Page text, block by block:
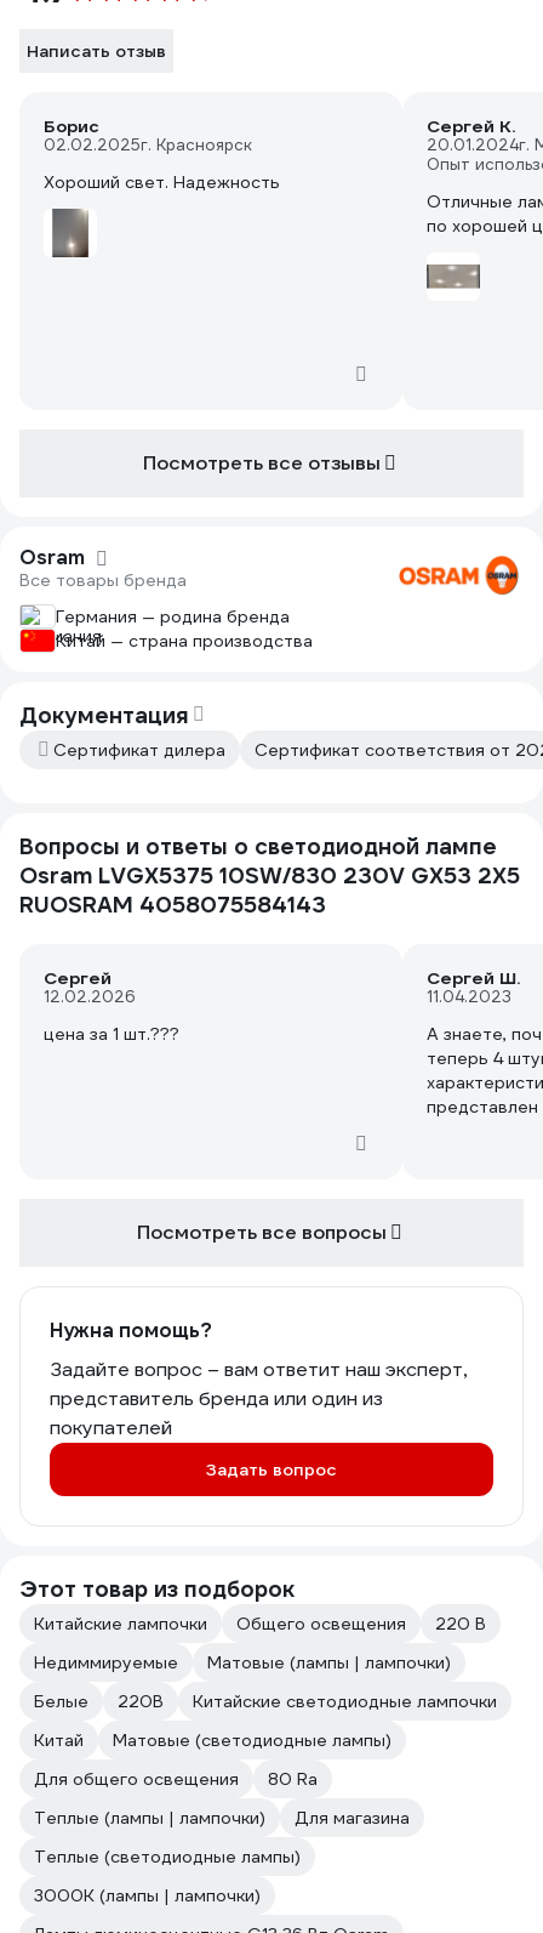
Написать отзыв
Борис
02.02.2025г. Красноярск
Хороший свет. Надежность
Сергей К.
20.01.2024г.
Опыт
Отличные
по хорошей
Посмотреть все отзывы
Osram
Все товары бренда
Германия — родина бренда
Китай — страна производства
Документация
Сертификат дилера Сертификат соответствия от
Вопросы и ответы о светодиодной лампе
Osram LVGX5375 10SW/830 230V GX53 2X5
RUOSRAM 4058075584143
Сергей
12.02.2026
Сергей Ш.
11.04.2023
А знаете,
теперь 4
представлен
Посмотреть все вопросы
Нужна помощь?
Задайте вопрос – вам ответит наш эксперт,
представитель бренда или один из
покупателей
Задать вопрос
Этот товар из подборок
Китайские лампочки Общего освещения
220 В
Недиммируемые
Матовые (лампы | лампочки)
Белые
220В
Китайские светодиодные лампочки
Китай
Матовые (светодиодные лампы)
Для общего освещения
80 Ra
Теплые (лампы | лампочки)
Для магазина
Теплые (светодиодные лампы)
3000К (лампы | лампочки)